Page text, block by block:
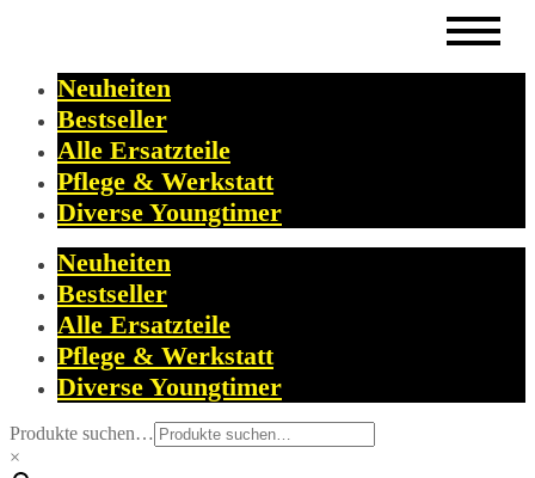
Neuheiten
Bestseller
Alle Ersatzteile
Pflege & Werkstatt
Diverse Youngtimer
Neuheiten
Bestseller
Alle Ersatzteile
Pflege & Werkstatt
Diverse Youngtimer
Produkte suchen…
×